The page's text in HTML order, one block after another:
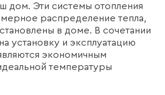
дом. Эти системы отопления
распределение тепла,
в доме. В сочетании
установку и эксплуатацию
экономичным
температуры